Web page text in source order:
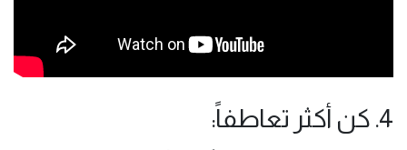
4. كن أكثر تعاطفاً: